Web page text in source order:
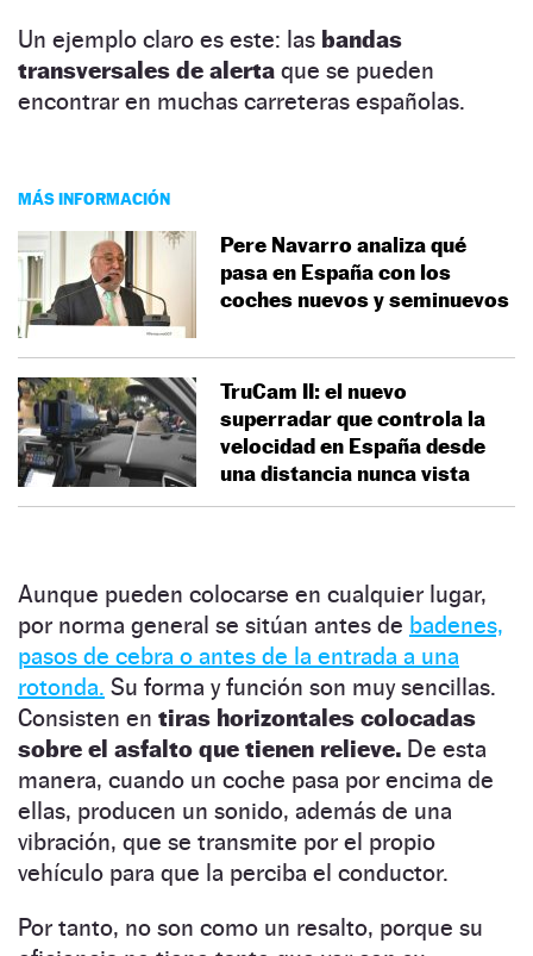
Un ejemplo claro es este: las bandas
transversales de alerta que se pueden
encontrar en muchas carreteras españolas.
MÁS INFORMACIÓN
Pere Navarro analiza qué
pasa en España con los
coches nuevos y seminuevos
TruCam II: el nuevo
superradar que controla la
velocidad en España desde
una distancia nunca vista
Aunque pueden colocarse en cualquier lugar,
por norma general se sitúan antes de badenes,
pasos de cebra o antes de la entrada a una
rotonda. Su forma y función son muy sencillas.
Consisten en tiras horizontales colocadas
sobre el asfalto que tienen relieve. De esta
manera, cuando un coche pasa por encima de
ellas, producen un sonido, además de una
vibración, que se transmite por el propio
vehículo para que la perciba el conductor.
Por tanto, no son como un resalto, porque su